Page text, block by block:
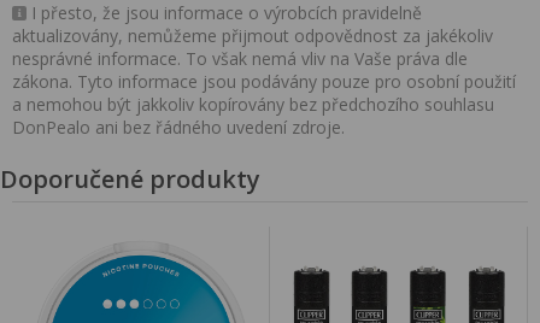
I přesto, že jsou informace o výrobcích pravidelně
aktualizovány, nemůžeme přijmout odpovědnost za jakékoliv
nesprávné informace. To však nemá vliv na Vaše práva dle
zákona. Tyto informace jsou podávány pouze pro osobní použití
a nemohou být jakkoliv kopírovány bez předchozího souhlasu
DonPealo ani bez řádného uvedení zdroje.
Doporučené produkty